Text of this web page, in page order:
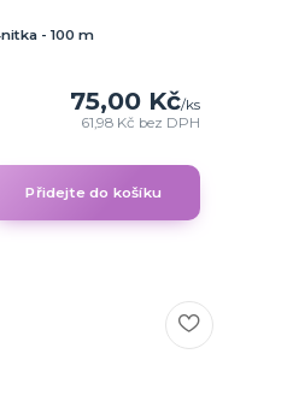
- 100 m
75,00 Kč/ks
61,98 Kč bez DPH
Přidejte do košíku